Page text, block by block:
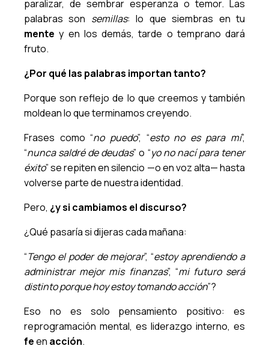
paralizar, de sembrar esperanza o temor. Las
palabras son semillas: lo que siembras en tu
mente y en los demás, tarde o temprano dará
fruto.
¿Por qué las palabras importan tanto?
Porque son reflejo de lo que creemos y también
moldean lo que terminamos creyendo.
Frases como “no puedo”, “esto no es para mí”,
“nunca saldré de deudas” o “yo no nací para tener
éxito” se repiten en silencio —o en voz alta— hasta
volverse parte de nuestra identidad.
Pero, ¿y si cambiamos el discurso?
¿Qué pasaría si dijeras cada mañana:
“Tengo el poder de mejorar”, “estoy aprendiendo a
administrar mejor mis finanzas”, “mi futuro será
distinto porque hoy estoy tomando acción”?
Eso no es solo pensamiento positivo: es
reprogramación mental, es liderazgo interno, es
feen acción.